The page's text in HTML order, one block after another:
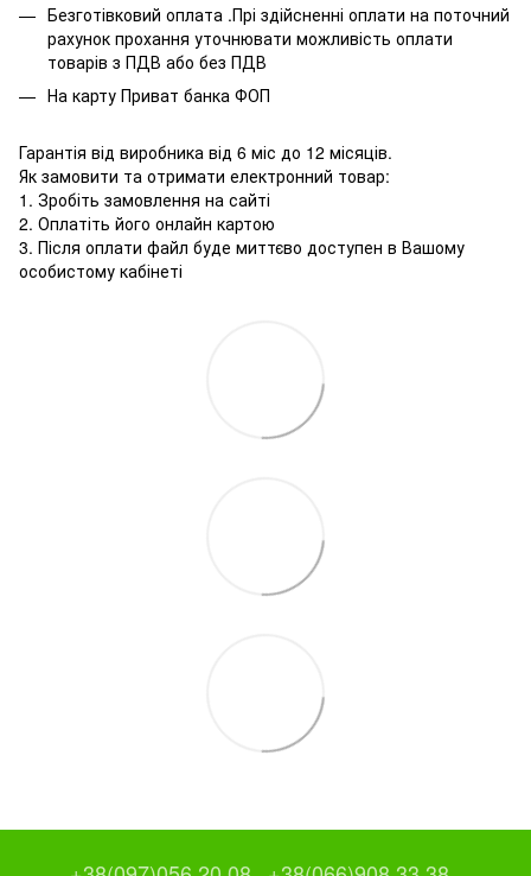
Безготівковий оплата .Прі здійсненні оплати на поточний
рахунок прохання уточнювати можливість оплати
товарів з ПДВ або без ПДВ
На карту Приват банка ФОП
Гарантія від виробника від 6 міс до 12 місяців.
Як замовити та отримати електронний товар:
1. Зробіть замовлення на сайті
2. Оплатіть його онлайн картою
3. Після оплати файл буде миттєво доступен в Вашому
особистому кабінеті